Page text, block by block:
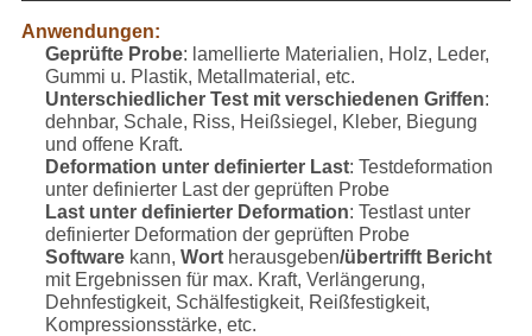
Anwendungen:
Geprüfte Probe: lamellierte Materialien, Holz, Leder,
Gummi u. Plastik, Metallmaterial, etc.
Unterschiedlicher Test mit verschiedenen Griffen:
dehnbar, Schale, Riss, Heißsiegel, Kleber, Biegung
und offene Kraft.
Deformation unter definierter Last: Testdeformation
unter definierter Last der geprüften Probe
Last unter definierter Deformation: Testlast unter
definierter Deformation der geprüften Probe
Softwarekann, Wortherausgeben/übertrifft Bericht
mit Ergebnissen für max. Kraft, Verlängerung,
Dehnfestigkeit, Schälfestigkeit, Reißfestigkeit,
Kompressionsstärke, etc.